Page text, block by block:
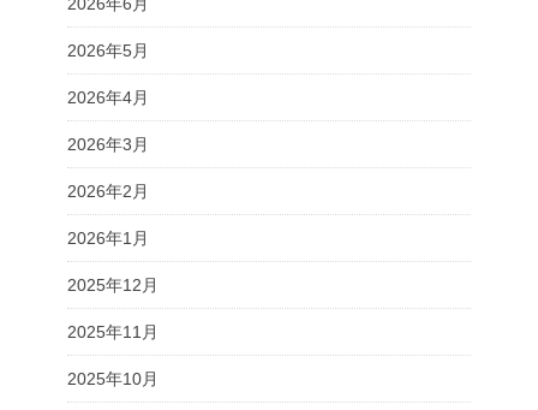
2026年5月
2026年4月
2026年3月
2026年2月
2026年1月
2025年12月
2025年11月
2025年10月